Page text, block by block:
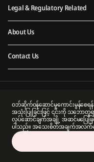
Legal & Regulatory Related
About Us
Contact Us
Prudential Myanmar Life Insurance
Prudential Financial, Inc, a company
America or with Prudential Assurance
in the United Kingdom.
Copyright 2026 Prudential Myanmar
ဝဘ်ဆိုက်ဝန်ဆောင်မှုကောင်းမွန်စေရ
အသုံးပြုခြင်းဖြင့် ၎င်းကို သဘောတူ
လုပ်ဆောင်ချက်အချို့ အဆင်မပြေဖြစ်
ပါသည်။ အသေးစိတ်အချက်အလက်